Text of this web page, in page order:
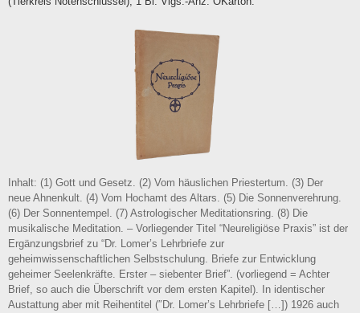
Terms
Inhalt: (1) Gott und Gesetz. (2) Vom häuslichen Priestertum. (3) Der
neue Ahnenkult. (4) Vom Hochamt des Altars. (5) Die Sonnenverehrung.
(6) Der Sonnentempel. (7) Astrologischer Meditationsring. (8) Die
musikalische Meditation. – Vorliegender Titel “Neureligiöse Praxis” ist der
Ergänzungsbrief zu “Dr. Lomer’s Lehrbriefe zur
geheimwissenschaftlichen Selbstschulung. Briefe zur Entwicklung
geheimer Seelenkräfte. Erster – siebenter Brief”. (vorliegend = Achter
Brief, so auch die Überschrift vor dem ersten Kapitel). In identischer
Austattung aber mit Reihentitel (″Dr. Lomer’s Lehrbriefe […]) 1926 auch